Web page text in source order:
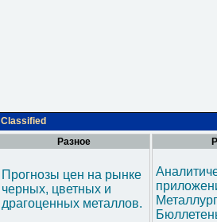
Classified
Разное
Прогнозы цен на рынке
черных, цветных и
драгоценных металлов.